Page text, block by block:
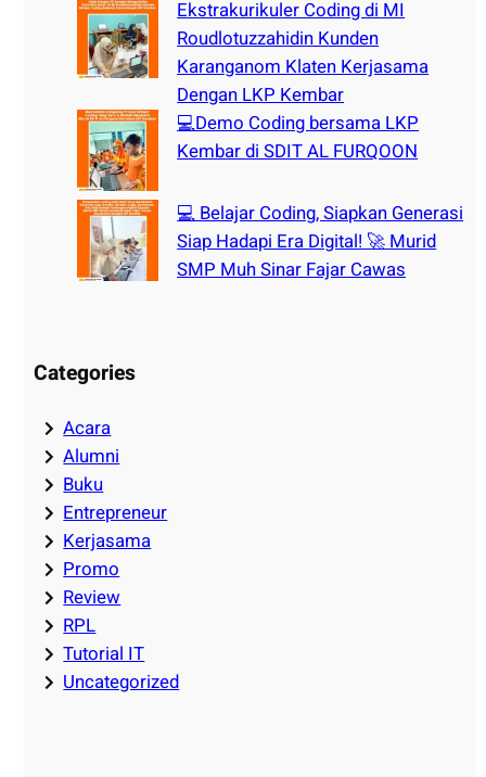
Ekstrakurikuler Coding di MI
Roudlotuzzahidin Kunden
Karanganom Klaten Kerjasama
Dengan LKP Kembar
💻Demo Coding bersama LKP
Kembar di SDIT AL FURQOON
💻 Belajar Coding, Siapkan Generasi
Siap Hadapi Era Digital! 🚀 Murid
SMP Muh Sinar Fajar Cawas
Categories
Acara
Alumni
Buku
Entrepreneur
Kerjasama
Promo
Review
RPL
Tutorial IT
Uncategorized